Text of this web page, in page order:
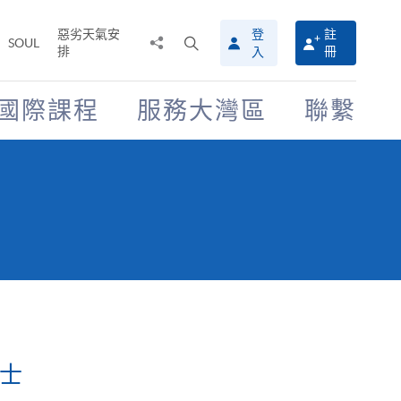
SOUL
惡劣天氣安
排
搜
尋
介
面
登
入
註
冊
際課程 服務大灣區 聯繫